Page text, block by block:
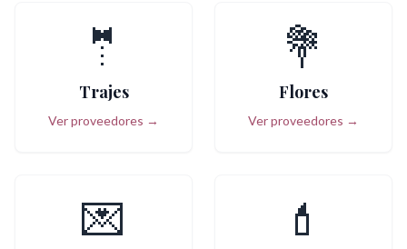
🤵
Trajes
Ver proveedores →
💐
Flores
Ver proveedores →
💌 💄